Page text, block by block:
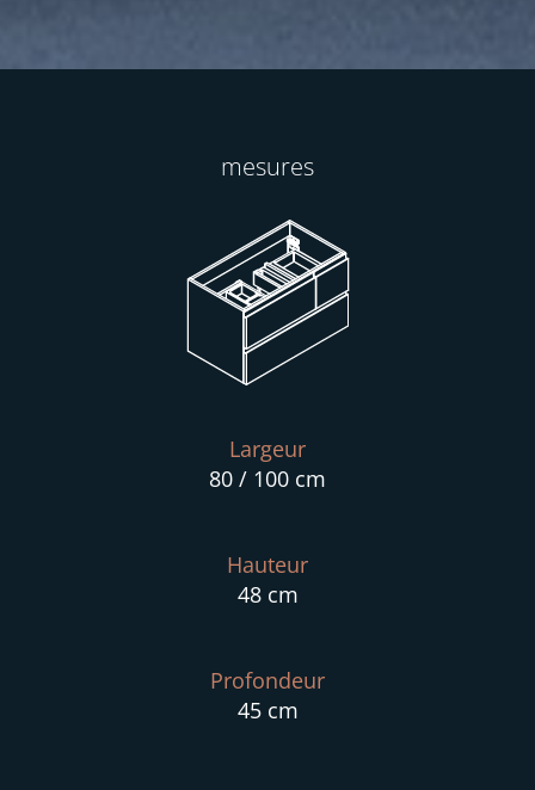
mesures
Largeur
80 / 100 cm
Hauteur
48 cm
Profondeur
45 cm